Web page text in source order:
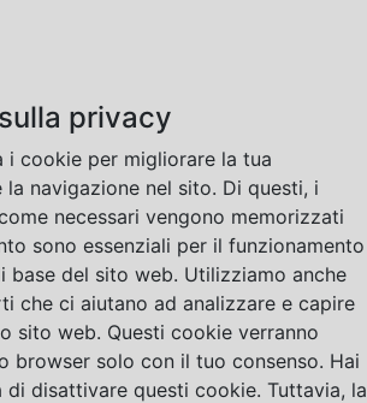
privacy
i cookie per migliorare la tua
la navigazione nel sito. Di questi, i
necessari vengono memorizzati
sono essenziali per il funzionamento
base del sito web. Utilizziamo anche
che ci aiutano ad analizzare e capire
sito web. Questi cookie verranno
browser solo con il tuo consenso. Hai
di disattivare questi cookie. Tuttavia, la